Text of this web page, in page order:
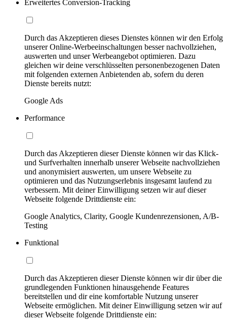
Erweitertes Conversion-Tracking
Durch das Akzeptieren dieses Dienstes können wir den Erfolg
unserer Online-Werbeeinschaltungen besser nachvollziehen,
auswerten und unser Werbeangebot optimieren. Dazu
gleichen wir deine verschlüsselten personenbezogenen Daten
mit folgenden externen Anbietenden ab, sofern du deren
Dienste bereits nutzt:
Google Ads
Performance
Durch das Akzeptieren dieser Dienste können wir das Klick-
und Surfverhalten innerhalb unserer Webseite nachvollziehen
und anonymisiert auswerten, um unsere Webseite zu
optimieren und das Nutzungserlebnis insgesamt laufend zu
verbessern. Mit deiner Einwilligung setzen wir auf dieser
Webseite folgende Drittdienste ein:
Google Analytics, Clarity, Google Kundenrezensionen, A/B-
Testing
Funktional
Durch das Akzeptieren dieser Dienste können wir dir über die
grundlegenden Funktionen hinausgehende Features
bereitstellen und dir eine komfortable Nutzung unserer
Webseite ermöglichen. Mit deiner Einwilligung setzen wir auf
dieser Webseite folgende Drittdienste ein: